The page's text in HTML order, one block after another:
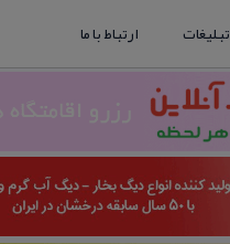
تبلیغات ارتباط با ما